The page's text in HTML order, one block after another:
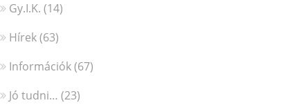
Gy.I.K. (14)
Hírek(63)
Információk(67)
Jó tudni… (23)